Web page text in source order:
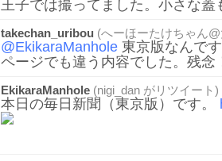
王子では撮ってました。小さな蓋
takechan_uribou (へーほーたけちゃん
@EkikaraManhole 東京版なんで
ページでも違う内容でした。残念
EkikaraManhole (nigi_dan がリツイート)
本日の毎日新聞（東京版）です。